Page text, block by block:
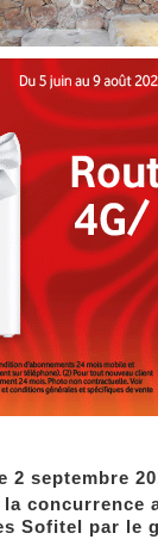
2 septembre
concurrence
Sofitel par le